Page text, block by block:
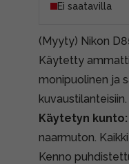
Ei saatavilla
(Myyty) Nikon
Käytetty
monipuolinen ja
kuvaustilanteisiin.
Käytetyn kunto:
naarmuton.
Kenno